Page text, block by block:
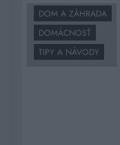
DOM A ZÁHRADA
DOMÁCNOSŤ
TIPY A NÁVODY